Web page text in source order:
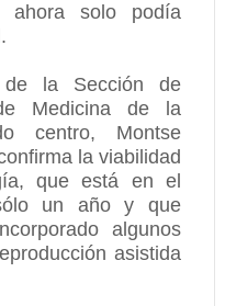
solo podía
la Sección de
Medicina de la
centro, Montse
la viabilidad
que está en el
un año y que
algunos
asistida